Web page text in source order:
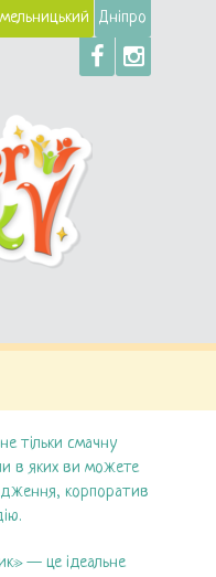
Дніпро
тільки смачну
в яких ви можете
корпоратив
— це ідеальне